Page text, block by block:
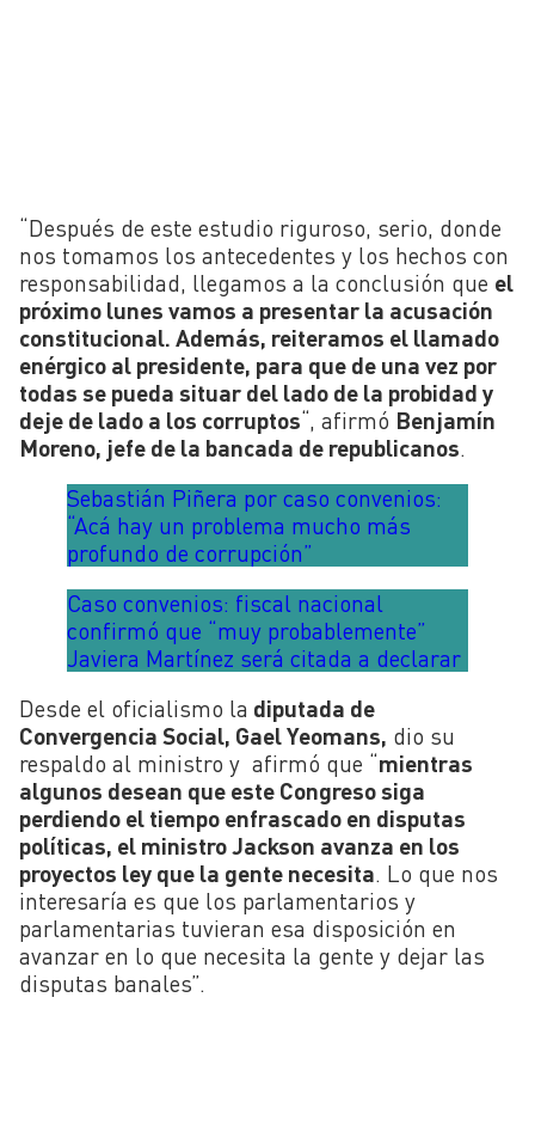
“Después de este estudio riguroso, serio, donde
nos tomamos los antecedentes y los hechos con
responsabilidad, llegamos a la conclusión que el
próximo lunes vamos a presentar la acusación
constitucional. Además, reiteramos el llamado
enérgico al presidente, para que de una vez por
todas se pueda situar del lado de la probidad y
deje de lado a los corruptos“, afirmó Benjamín
Moreno, jefe de la bancada de republicanos.
Sebastián Piñera por caso convenios:
“Acá hay un problema mucho más
profundo de corrupción”
Caso convenios: fiscal nacional
confirmó que “muy probablemente”
Javiera Martínez será citada a declarar
Desde el oficialismo la diputada de
Convergencia Social, Gael Yeomans, dio su
respaldo al ministro y afirmó que “mientras
algunos desean que este Congreso siga
perdiendo el tiempo enfrascado en disputas
políticas, el ministro Jackson avanza en los
proyectos ley que la gente necesita. Lo que nos
interesaría es que los parlamentarios y
parlamentarias tuvieran esa disposición en
avanzar en lo que necesita la gente y dejar las
disputas banales”.